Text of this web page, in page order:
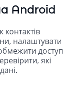
Android
налаштувати
доступ
які